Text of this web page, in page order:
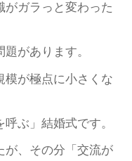
がガラっと変わった
があります。
模が極点に小さくな
ぶ」結婚式です。
が、その分「交流が